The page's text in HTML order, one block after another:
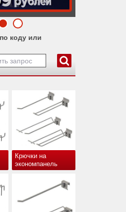
коду или
Крючки на
экономпанель